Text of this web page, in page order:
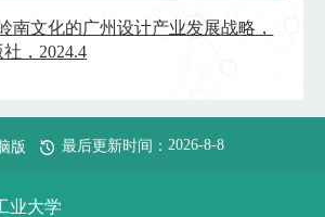
南文化的广州设计产业发展战略，
，2024.4
版 最后更新时间： 2026-8-8
业大学